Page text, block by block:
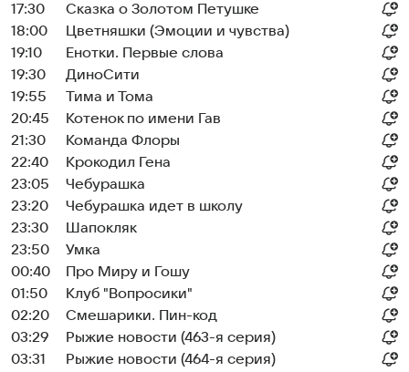
17:30
Сказка о Золотом Петушке
18:00
Цветняшки (Эмоции и чувства)
19:10
Енотки. Первые слова
19:30
ДиноСити
19:55
Тима и Тома
20:45
Котенок по имени Гав
21:30
Команда Флоры
22:40
Крокодил Гена
23:05
Чебурашка
23:20
Чебурашка идет в школу
23:30
Шапокляк
23:50
Умка
00:40
Про Миру и Гошу
01:50
Клуб "Вопросики"
02:20
Смешарики. Пин-код
03:29
Рыжие новости (463-я серия)
03:31
Рыжие новости (464-я серия)